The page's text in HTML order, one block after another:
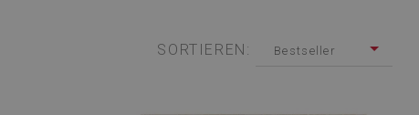
SORTIEREN: Bestseller